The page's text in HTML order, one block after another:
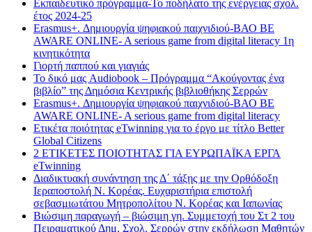
Εκπαιδευτικό πρόγραμμα-Το ποδήλατο της ενέργειας σχολ.
έτος 2024-25
Erasmus+. Δημιουργία ψηφιακού παιχνιδιού-ΒΑΟ BE
AWARE ONLINE- A serious game from digital literacy 1η
κινητικότητα
Γιορτή παππού και γιαγιάς
Το δικό μας Audiobook – Πρόγραμμα “Ακούγοντας ένα
βιβλίο” της Δημόσια Κεντρικής βιβλιοθήκης Σερρών
Erasmus+. Δημιουργία ψηφιακού παιχνιδιού-ΒΑΟ BE
AWARE ONLINE- A serious game from digital literacy
Ετικέτα ποιότητας eTwinning για το έργο με τίτλο Better
Global Citizens
2 ΕΤΙΚΕΤΕΣ ΠΟΙΟΤΗΤΑΣ ΓΙΑ ΕΥΡΩΠΑΪΚΑ ΕΡΓΑ
eTwinning
Διαδικτυακή συνάντηση της Δ΄ τάξης με την Ορθόδοξη
Ιεραποστολή Ν. Κορέας. Ευχαριστήρια επιστολή
σεβασμιωτάτου Μητροπολίτου Ν. Κορέας και Ιαπωνίας
Βιώσιμη παραγωγή – βιώσιμη γη. Συμμετοχή του Στ 2 του
Πειραματικού Δημ. Σχολ. Σερρών στην εκδήλωση Μαθητών